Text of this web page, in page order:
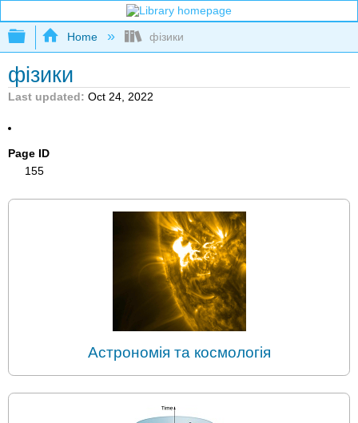
Expand/collapse global hierarchy
Home фізики
фізики
Last updated Oct 24, 2022
Page ID
155
Астрономія та космологія